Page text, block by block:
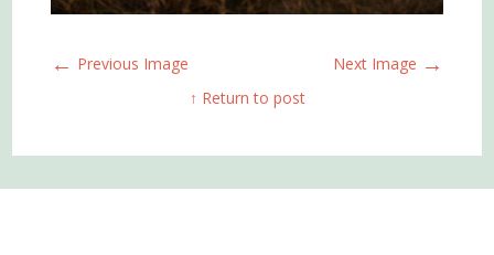
← Previous Image Next Image →
↑ Return to post